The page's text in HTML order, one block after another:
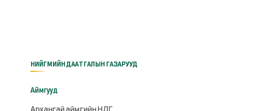
НИЙГМИЙН ДААТГАЛЫН ГАЗАРУУД
Аймгууд
Архангай аймгийн НДГ